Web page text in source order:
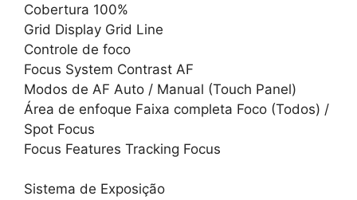
Cobertura 100%
Grid Display Grid Line
Controle de foco
Focus System Contrast AF
Modos de AF Auto / Manual (Touch Panel)
Área de enfoque Faixa completa Foco (Todos) /
Spot Focus
Focus Features Tracking Focus
Sistema de Exposição